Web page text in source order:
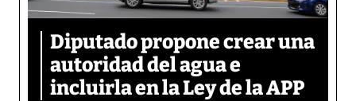
Diputado propone crear una
autoridad del agua e
incluirla en la Ley de la APP